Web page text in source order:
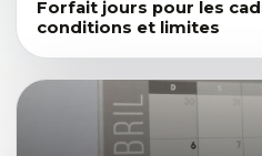
Forfait jours pour les
conditions et limites